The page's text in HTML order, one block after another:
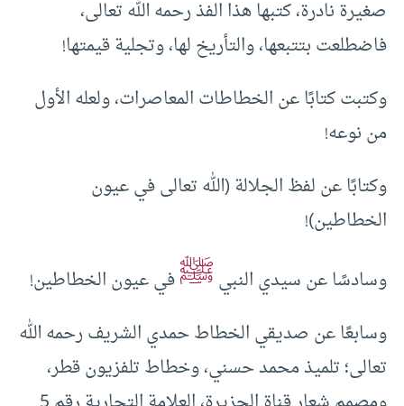
صغيرة نادرة، كتبها هذا الفذ رحمه الله تعالى،
فاضطلعت بتتبعها، والتأريخ لها، وتجلية قيمتها!
وكتبت كتابًا عن الخطاطات المعاصرات، ولعله الأول
من نوعه!
وكتابًا عن لفظ الجلالة (الله تعالى في عيون
الخطاطين)!
وسادسًا عن سيدي النبيﷺفي عيون الخطاطين!
وسابعًا عن صديقي الخطاط حمدي الشريف رحمه الله
تعالى؛ تلميذ محمد حسني، وخطاط تلفزيون قطر،